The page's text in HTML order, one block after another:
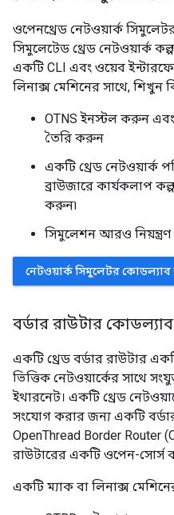
ওপেনথ্রেড নেটওয়ার্ক
সিমুলেটেড থ্রেড নেটওয়ার্ক
একটি CLI এবং ওয়েব
লিনাক্স মেশিনের সাথে, শিখুন
OTNS ইনস্টল করুন
তৈরি করুন
একটি থ্রেড নেটওয়ার্ক
ব্রাউজারে কার্যকলাপ
করুন৷
সিমুলেশন আরও
নেটওয়ার্ক সিমুলেটর কোডল্যাব
বর্ডার রাউটার কোডল্যাব
একটি থ্রেড বর্ডার রাউটার
ভিত্তিক নেটওয়ার্কের সাথে
ইথারনেট। একটি থ্রেড
সংযোগ করার জন্য একটি
OpenThread Border Router
রাউটারের একটি ওপেন-সোর্স
একটি ম্যাক বা লিনাক্স